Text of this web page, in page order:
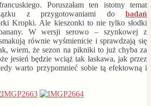
Poruszałam ten istotny temat
z przygotowaniami do badań
Kropki. Ale kieszonki to nie tylko słodki
W wersji serowo – szynkowej z
równie wyśmienicie i sprawdzają się
wiem, że sezon na pikniki to już chyba za
jesień będzie wciąż tak łaskawa, jak przez
warto przypomnieć sobie tą efektowną i